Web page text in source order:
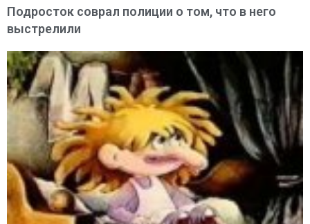
Подросток соврал полиции о том, что в него
выстрелили